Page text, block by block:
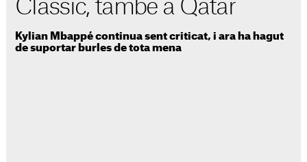
Clàssic, també a Qatar
Kylian Mbappé continua sent criticat, i ara ha hagut
de suportar burles de tota mena